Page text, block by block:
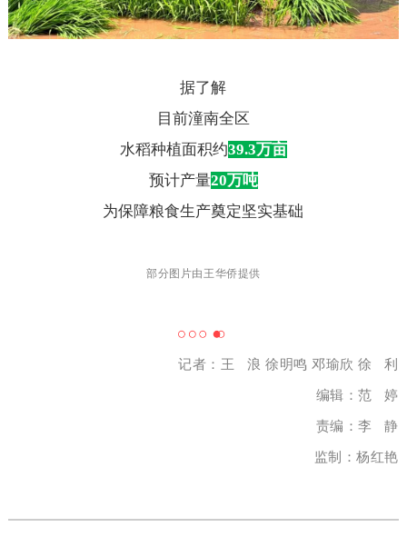
据了解
目前潼南全区
水稻种植面积约39.3万亩
预计产量20万吨
为保障粮食生产奠定坚实基础
部分图片由王华侨提供
记者：王 浪 徐明鸣 邓瑜欣 徐 利
编辑：范 婷
责编：李 静
监制：杨红艳